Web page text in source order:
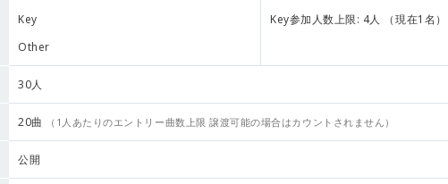
Key
Other
Key参加人数上限: 4人 （現在1名）
30人
20曲 （1人あたりのエントリー曲数上限 譲渡可能の場合はカウントされません）
公開